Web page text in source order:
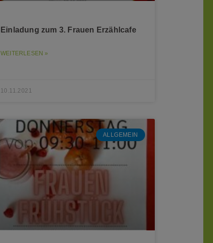
Einladung zum 3. Frauen Erzählcafe
WEITERLESEN »
10.11.2021
ALLGEMEIN